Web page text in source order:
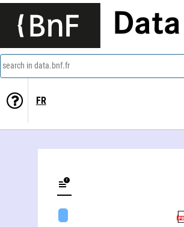
Data
search in data.bnf.fr
FR